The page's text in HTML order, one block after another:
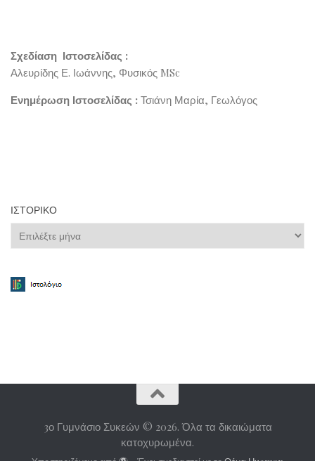
Σχεδίαση Ιστοσελίδας :
Αλευρίδης Ε. Ιωάννης, Φυσικός MSc
Ενημέρωση Ιστοσελίδας : Τσιάνη Μαρία, Γεωλόγος
ΙΣΤΟΡΙΚΌ
Ιστορικό
3ο Γυμνάσιο Συκεών © 2026. Όλα τα δικαιώματα
κατοχυρωμένα.